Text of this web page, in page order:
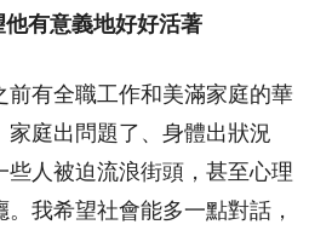
有意義地好好活著
前有全職工作和美滿家庭的華
家庭出問題了、身體出狀況
些人被迫流浪街頭，甚至心理
我希望社會能多一點對話，